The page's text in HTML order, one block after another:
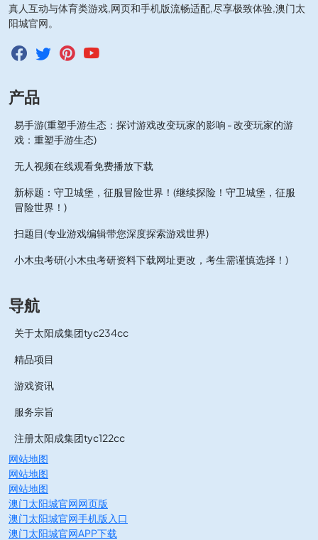
真人互动与体育类游戏,网页和手机版流畅适配,尽享极致体验,澳门太
阳城官网。
产品
易手游(重塑手游生态：探讨游戏改变玩家的影响 - 改变玩家的游
戏：重塑手游生态)
无人视频在线观看免费播放下载
新标题：守卫城堡，征服冒险世界！(继续探险！守卫城堡，征服
冒险世界！)
扫题目(专业游戏编辑带您深度探索游戏世界)
小木虫考研(小木虫考研资料下载网址更改，考生需谨慎选择！)
导航
关于太阳成集团tyc234cc
精品项目
游戏资讯
服务宗旨
注册太阳成集团tyc122cc
网站地图
网站地图
网站地图
澳门太阳城官网网页版
澳门太阳城官网手机版入口
澳门太阳城官网APP下载